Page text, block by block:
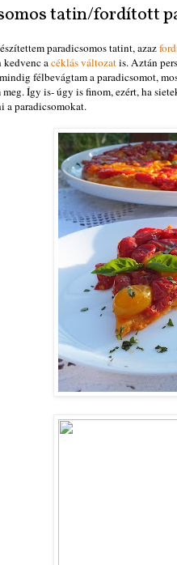
tatin/fordított
paradicsomos tatint, azaz
acéklás változatis. Aztán
félbevágtam a paradicsomot,
Így is- úgy is finom, ezért, ha
a paradicsomokat.